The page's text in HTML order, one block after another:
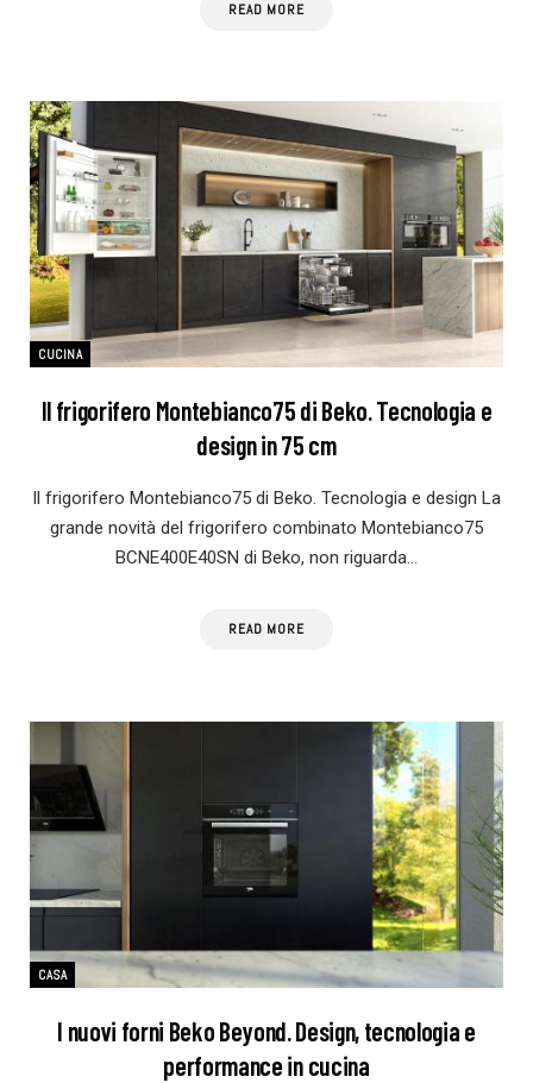
READ MORE
CUCINA
Il frigorifero Montebianco75 di Beko. Tecnologia e
design in 75 cm
Il frigorifero Montebianco75 di Beko. Tecnologia e design La
grande novità del frigorifero combinato Montebianco75
BCNE400E40SN di Beko, non riguarda…
READ MORE
CASA
I nuovi forni Beko Beyond. Design, tecnologia e
performance in cucina